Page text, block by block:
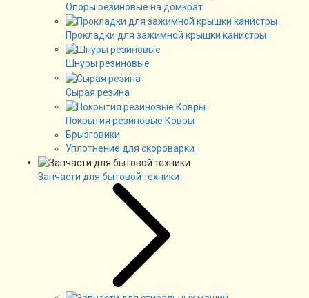
Опоры резиновые на домкрат
Прокладки для зажимной крышки канистры
Шнуры резиновые
Сырая резина
Покрытия резиновые Ковры
Брызговики
Уплотнение для скороварки
Запчасти для бытовой техники